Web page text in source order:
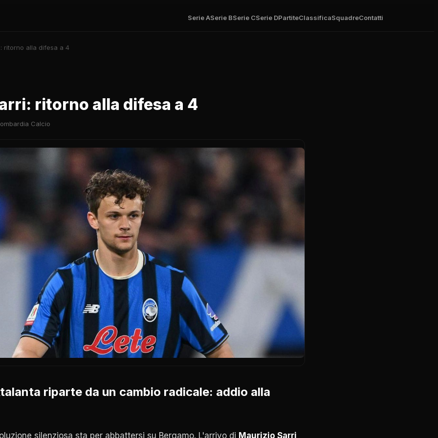
Serie ASerie BSerie CSerie DPartiteClassificaSquadreContatti
ritorno alla difesa a 4
ritorno alla difesa a 4
Calcio
riparte da un cambio radicale: addio alla
silenziosa sta per abbattersi su Bergamo. L'arrivo di Maurizio Sarri